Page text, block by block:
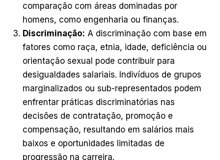
comparação com áreas dominadas por
homens, como engenharia ou finanças.
Discriminação: A discriminação com base em
fatores como raça, etnia, idade, deficiência ou
orientação sexual pode contribuir para
desigualdades salariais. Indivíduos de grupos
marginalizados ou sub-representados podem
enfrentar práticas discriminatórias nas
decisões de contratação, promoção e
compensação, resultando em salários mais
baixos e oportunidades limitadas de
progressão na carreira.